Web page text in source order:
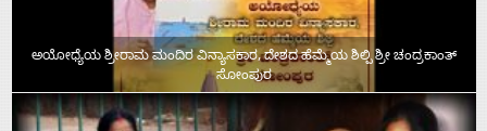
ಅಯೋಧ್ಯೆಯ ಶ್ರೀರಾಮ ಮಂದಿರ ವಿನ್ಯಾಸಕಾರ, ದೇಶದ ಹೆಮ್ಮೆಯ ಶಿಲ್ಪಿ ಶ್ರೀ ಚಂದ್ರಕಾಂತ್‌
ಸೋಂಪುರ